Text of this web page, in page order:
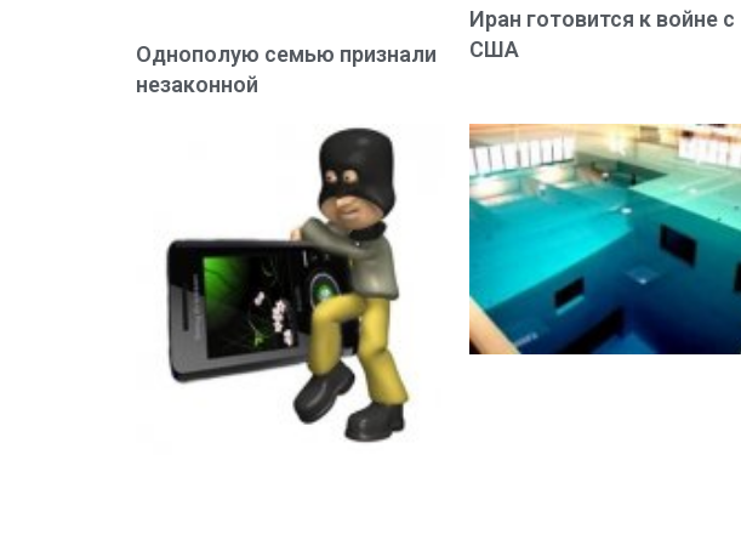
Однополую семью признали
незаконной
Иран готовится к войне с
США